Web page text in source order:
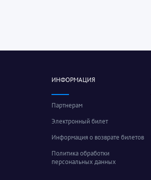
ИНФОРМАЦИЯ
Партнерам
Электронный билет
Информация о возврате билетов
Политика обработки
персональных данных